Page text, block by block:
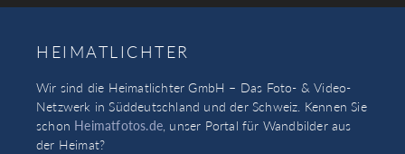
HEIMATLICHTER
Wir sind die Heimatlichter GmbH – Das Foto- & Video-
Netzwerk in Süddeutschland und der Schweiz. Kennen Sie
schon Heimatfotos.de , unser Portal für Wandbilder aus
der Heimat?